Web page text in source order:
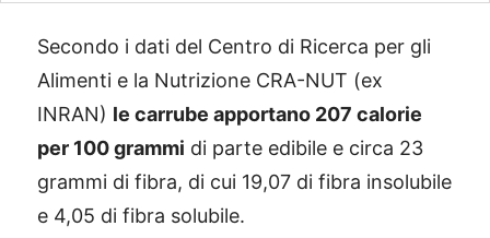
Secondo i dati del Centro di Ricerca per gli
Alimenti e la Nutrizione CRA-NUT (ex
INRAN) le carrube apportano 207 calorie
per 100 grammi di parte edibile e circa 23
grammi di fibra, di cui 19,07 di fibra insolubile
e 4,05 di fibra solubile.